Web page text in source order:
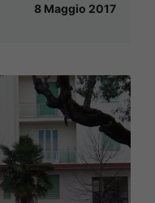
8 Maggio 2017